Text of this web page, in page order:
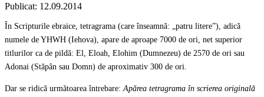
Publicat: 12.09.2014
În Scripturile ebraice, tetragrama (care înseamnă: „patru litere”), adică
numele de YHWH (Iehova), apare de aproape 7000 de ori, net superior
titlurilor ca de pildă: El, Eloah, Elohim (Dumnezeu) de 2570 de ori sau
Adonai (Stăpân sau Domn) de aproximativ 300 de ori.
Dar se ridică următoarea întrebare: Apărea tetragrama în scrierea originală